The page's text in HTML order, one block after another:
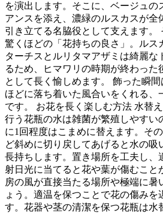
を演出します。そこに、ベージュの
アンスを添え、濃緑のルスカスが全
引き立てる名脇役として支えます。
驚くほどの「花持ちの良さ」。ルス
ターチスとルリタマアザミは綺麗な
るため、ヒマワリの時期が終わった
として長く愉しめます。 飾った瞬
ほどに落ち着いた風合いをくれる、
です。 お花を長く楽しむ方法 水替
行う花瓶の水は雑菌が繁殖しやすい
に1回程度はこまめに替えます。そ
ど斜めに切り戻してあげると水の吸
長持ちします。置き場所を工夫し、
射日光に当てると花や葉が傷むこと
房の風が直接当たる場所や極端に暑
ょう。適温を保つことで花の傷みを
す。花器や茎の清潔を保つ花瓶は水